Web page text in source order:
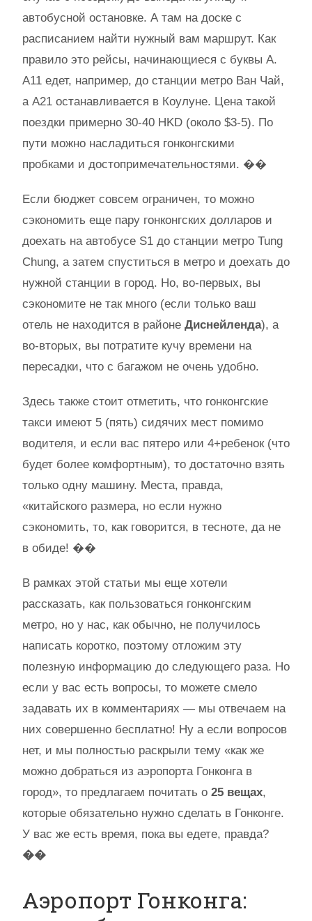
автобусной остановке. А там на доске с
расписанием найти нужный вам маршрут. Как
правило это рейсы, начинающиеся с буквы A.
A11 едет, например, до станции метро Ван Чай,
а А21 останавливается в Коулуне. Цена такой
поездки примерно 30-40 HKD (около $3-5). По
пути можно насладиться гонконгскими
пробками и достопримечательностями. ��
Если бюджет совсем ограничен, то можно
сэкономить еще пару гонконгских долларов и
доехать на автобусе S1 до станции метро Tung
Chung, а затем спуститься в метро и доехать до
нужной станции в город. Но, во-первых, вы
сэкономите не так много (если только ваш
отель не находится в районе Диснейленда), а
во-вторых, вы потратите кучу времени на
пересадки, что с багажом не очень удобно.
Здесь также стоит отметить, что гонконгские
такси имеют 5 (пять) сидячих мест помимо
водителя, и если вас пятеро или 4+ребенок (что
будет более комфортным), то достаточно взять
только одну машину. Места, правда,
«китайского размера, но если нужно
сэкономить, то, как говорится, в тесноте, да не
в обиде! ��
В рамках этой статьи мы еще хотели
рассказать, как пользоваться гонконгским
метро, но у нас, как обычно, не получилось
написать коротко, поэтому отложим эту
полезную информацию до следующего раза. Но
если у вас есть вопросы, то можете смело
задавать их в комментариях — мы отвечаем на
них совершенно бесплатно! Ну а если вопросов
нет, и мы полностью раскрыли тему «как же
можно добраться из аэропорта Гонконга в
город», то предлагаем почитать о 25 вещах,
которые обязательно нужно сделать в Гонконге.
У вас же есть время, пока вы едете, правда?
��
Аэропорт Гонконга: